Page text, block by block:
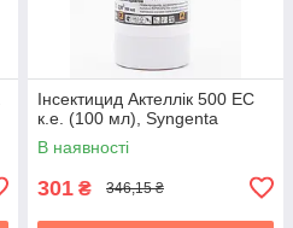
Інсектицид Актеллік 500 ЕС
к.е. (100 мл), Syngenta
В наявності
301 ₴ 346,15 ₴